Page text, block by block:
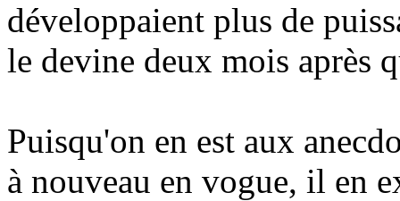
développaient plus de
le devine deux mois après
Puisqu'on en est aux
à nouveau en vogue, il en